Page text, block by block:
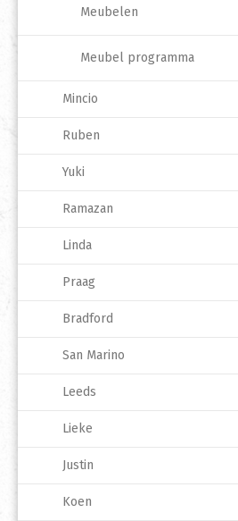
Meubelen
Meubel programma
Mincio
Ruben
Yuki
Ramazan
Linda
Praag
Bradford
San Marino
Leeds
Lieke
Justin
Koen